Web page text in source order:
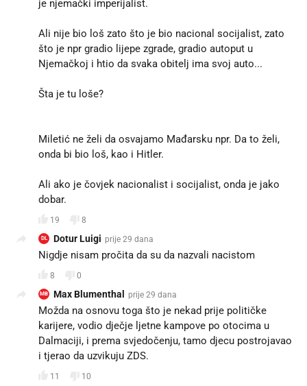
je njemački imperijalist.
Ali nije bio loš zato što je bio nacional socijalist, zato
što je npr gradio lijepe zgrade, gradio autoput u
Njemačkoj i htio da svaka obitelj ima svoj auto...
Šta je tu loše?
Miletić ne želi da osvajamo Mađarsku npr. Da to želi,
onda bi bio loš, kao i Hitler.
Ali ako je čovjek nacionalist i socijalist, onda je jako
dobar.
19 8
DL Dotur Luigi prije 29 dana
Nigdje nisam pročita da su da nazvali nacistom
8 0
MB Max Blumenthal prije 29 dana
Možda na osnovu toga što je nekad prije političke
karijere, vodio dječje ljetne kampove po otocima u
Dalmaciji, i prema svjedočenju, tamo djecu postrojavao
i tjerao da uzvikuju ZDS.
11
10